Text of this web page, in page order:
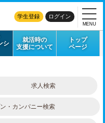
学生登録 ログイン
シ
就活時の
支援について
トップ
ページ
MENU
求人検索
・カンパニー検索